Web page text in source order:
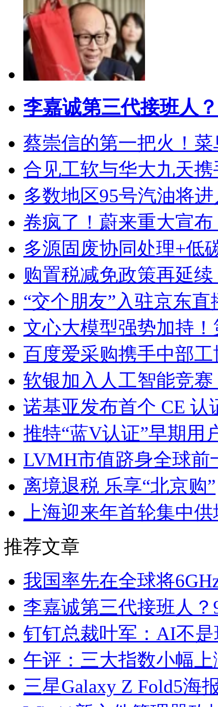
李嘉诚第三代接班人
蔡崇信的第一把火！
合见工软与华大九天
多数地区95号汽油将进
卷疯了！蔚来重大宣
多源固废协同处理+低
购置税减免政策再延
“交个朋友”入驻京东
文心大模型强势加持
百度爱采购携手中部
软银加入人工智能竞
诺基亚发布首个 CE 认
推特“蓝V认证”早期用
LVMH市值跻身全球前
离境退税 乐享“北京购”
上海迎来年首轮集中
推荐文章
我国率先在全球将
李嘉诚第三代接班人
钉钉总裁叶军：AI不
午评：三大指数小幅
三星Galaxy Z Fold5海